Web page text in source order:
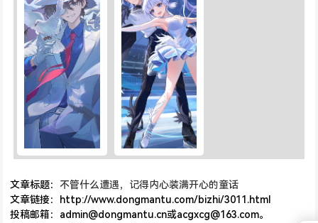
文章标题： 不管什么遭遇，记得内心装满开心的童话
文章链接：http://www.dongmantu.com/bizhi/3011.html
投稿邮箱：admin@dongmantu.cn或acgxcg@163.com。